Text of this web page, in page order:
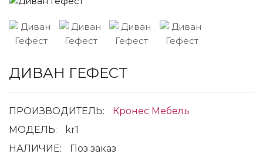
ДИВАН ГЕФЕСТ
ПРОИЗВОДИТЕЛЬ:
Кронес Мебель
МОДЕЛЬ:
kr1
НАЛИЧИЕ:
Поз заказ